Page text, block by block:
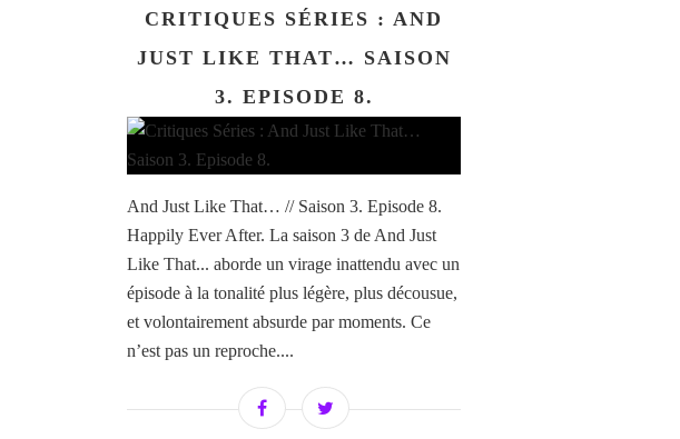
CRITIQUES SÉRIES : AND
JUST LIKE THAT… SAISON
3. EPISODE 8.
And Just Like That… // Saison 3. Episode 8.
Happily Ever After. La saison 3 de And Just
Like That... aborde un virage inattendu avec un
épisode à la tonalité plus légère, plus décousue,
et volontairement absurde par moments. Ce
n’est pas un reproche....